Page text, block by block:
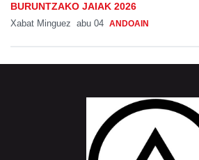
BURUNTZAKO JAIAK 2026
Xabat Minguez abu 04 ANDOAIN